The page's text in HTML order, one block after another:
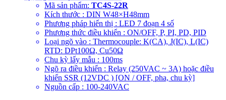
Mã sản phẩm: TC4S-22R
Kích thước : DIN W48×H48mm
Phương pháp hiển thị : LED 7 đoạn 4 số
Phương thức điều khiển : ON/OFF, P, PI, PD, PID
Loại ngõ vào : Thermocouple: K(CA), J(IC), L(IC)
RTD: DPt100Ω, Cu50Ω
Chu kỳ lấy mẫu : 100ms
Ngõ ra điều khiển : Relay (250VAC ~ 3A) hoặc điều
khiển SSR (12VDC ) [ON / OFF, pha, chu kỳ]
Nguồn cấp : 100-240VAC